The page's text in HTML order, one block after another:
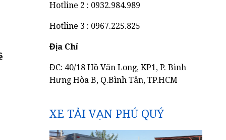
Hotline 2 : 0932.984.989
Hotline 3 : 0967.225.825
Địa Chỉ
ĐC: 40/18 Hồ Văn Long, KP1, P. Bình
Hưng Hòa B, Q.Bình Tân, TP.HCM
XE TẢI VẠN PHÚ QUÝ